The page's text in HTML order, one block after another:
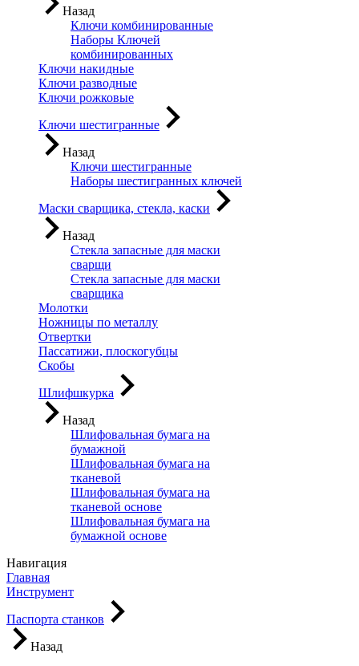
Назад
Ключи комбинированные
Наборы Ключей
комбинированных
Ключи накидные
Ключи разводные
Ключи рожковые
Ключи шестигранные
Назад
Ключи шестигранные
Наборы шестигранных ключей
Маски сварщика, стекла, каски
Назад
Стекла запасные для маски
сварщи
Стекла запасные для маски
сварщика
Молотки
Ножницы по металлу
Отвертки
Пассатижи, плоскогубцы
Скобы
Шлифшкурка
Назад
Шлифовальная бумага на
бумажной
Шлифовальная бумага на
тканевой
Шлифовальная бумага на
тканевой основе
Шлифовальная бумага на
бумажной основе
Навигация
Главная
Инструмент
Паспорта станков
Назад